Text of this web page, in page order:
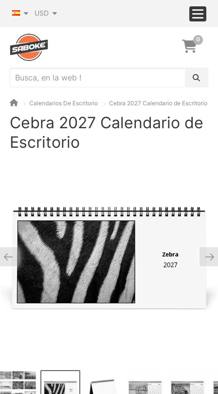
USD
0
Calendarios De Escritorio Cebra 2027 Calendario de Escritorio
Cebra 2027 Calendario de
Escritorio